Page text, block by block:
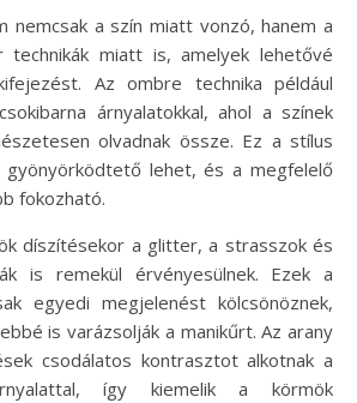
nemcsak a szín miatt vonzó, hanem a
technikák miatt is, amelyek lehetővé
Az ombre technika például
árnyalatokkal, ahol a színek
olvadnak össze. Ez a stílus
gyönyörködtető lehet, és a megfelelő
fokozható.
díszítésekor a glitter, a strasszok és
is remekül érvényesülnek. Ezek a
egyedi megjelenést kölcsönöznek,
is varázsolják a manikűrt. Az arany
csodálatos kontrasztot alkotnak a
így kiemelik a körmök